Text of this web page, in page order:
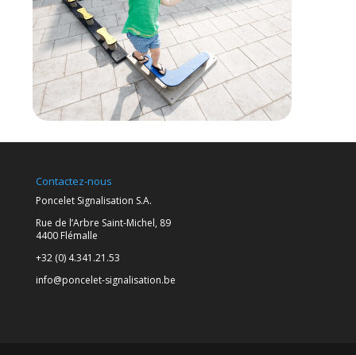
Contactez-nous
Poncelet Signalisation S.A.
Rue de l’Arbre Saint-Michel, 89
4400 Flémalle
+32 (0) 4.341.21.53
info@poncelet-signalisation.be